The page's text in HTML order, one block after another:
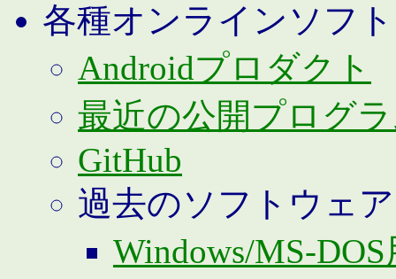
各種オンラインソフ
Androidプロダクト
最近の公開プログ
GitHub
過去のソフトウェア
Windows/MS-DOS